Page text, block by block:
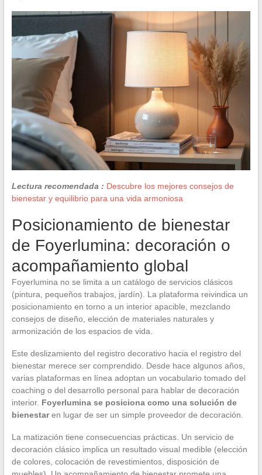
Lectura recomendada : Descubre los mejores consejos de
bienestar y equilibrio para una vida armoniosa
Posicionamiento de bienestar
de Foyerlumina: decoración o
acompañamiento global
Foyerlumina no se limita a un catálogo de servicios clásicos
(pintura, pequeños trabajos, jardín). La plataforma reivindica un
posicionamiento en torno a un interior apacible, mezclando
consejos de diseño, elección de materiales naturales y
armonización de los espacios de vida.
Este deslizamiento del registro decorativo hacia el registro del
bienestar merece ser comprendido. Desde hace algunos años,
varias plataformas en línea adoptan un vocabulario tomado del
coaching o del desarrollo personal para hablar de decoración
interior. Foyerlumina se posiciona como una solución de
bienestaren lugar de ser un simple proveedor de decoración.
La matización tiene consecuencias prácticas. Un servicio de
decoración clásico implica un resultado visual medible (elección
de colores, colocación de revestimientos, disposición de